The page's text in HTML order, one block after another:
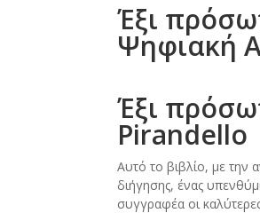
Έξι
Ψηφιακή
Έξι
Pirandello
Αυτό το βιβλίο, με την
διήγησης, ένας
συγγραφέα οι καλύτερες